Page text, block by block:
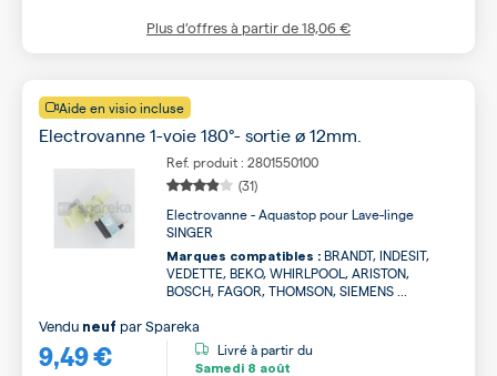
Plus d’offres à partir de18,06 €
Aide en visio incluse
Electrovanne 1-voie 180°- sortie ø 12mm.
Ref. produit : 2801550100
(31)
Electrovanne - Aquastop pour Lave-linge
SINGER
Marques compatibles : BRANDT, INDESIT,
VEDETTE, BEKO, WHIRLPOOL, ARISTON,
BOSCH, FAGOR, THOMSON, SIEMENS ...
9,49 €
Vendu neuf parSpareka
Livré à partir du
Samedi 8 août